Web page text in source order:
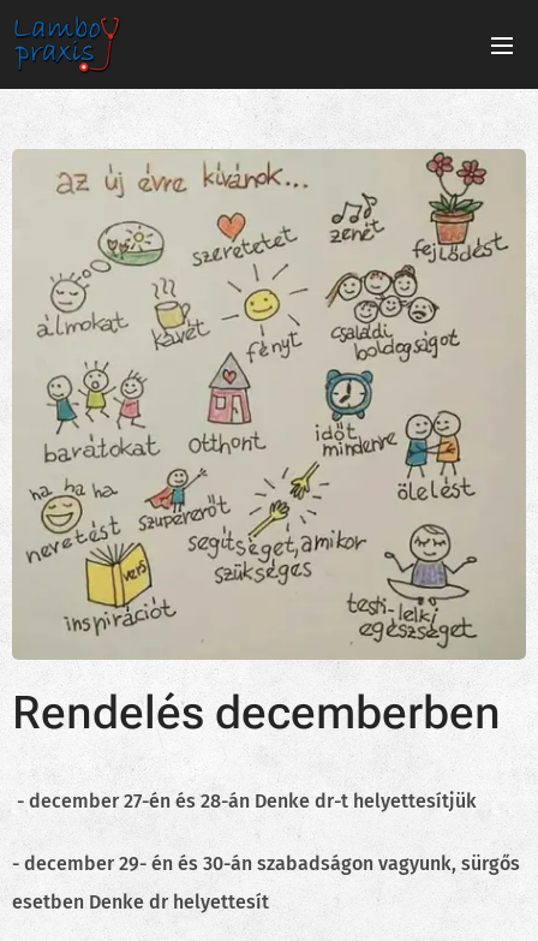
Rendelés decemberben
- december 27-én és 28-án Denke dr-t helyettesítjük
- december 29- én és 30-án szabadságon vagyunk, sürgős
esetben Denke dr helyettesít